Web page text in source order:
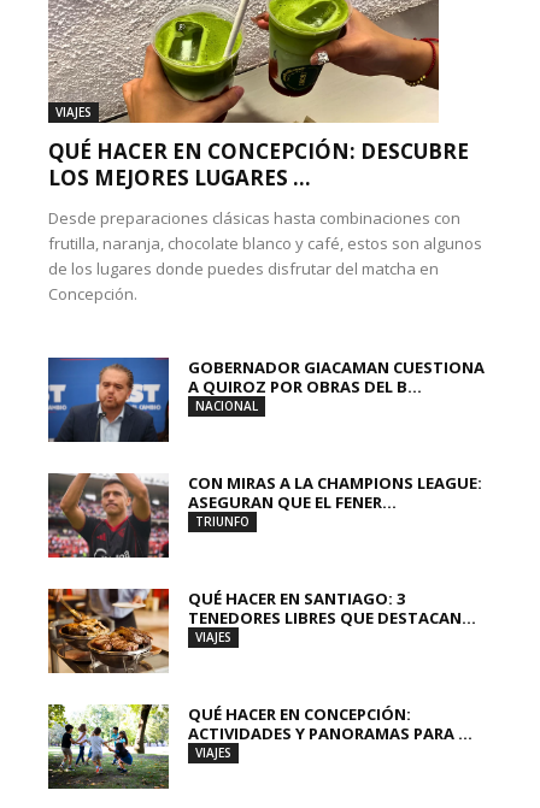
VIAJES
QUÉ HACER EN CONCEPCIÓN: DESCUBRE
LOS MEJORES LUGARES ...
Desde preparaciones clásicas hasta combinaciones con
frutilla, naranja, chocolate blanco y café, estos son algunos
de los lugares donde puedes disfrutar del matcha en
Concepción.
GOBERNADOR GIACAMAN CUESTIONA
A QUIROZ POR OBRAS DEL B...
NACIONAL
CON MIRAS A LA CHAMPIONS LEAGUE:
ASEGURAN QUE EL FENER...
TRIUNFO
QUÉ HACER EN SANTIAGO: 3
TENEDORES LIBRES QUE DESTACAN...
VIAJES
QUÉ HACER EN CONCEPCIÓN:
ACTIVIDADES Y PANORAMAS PARA ...
VIAJES